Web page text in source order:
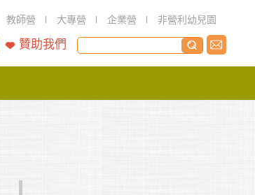
教師營 大專營 企業營 非營利幼兒園
贊助我們